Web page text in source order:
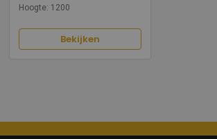
Hoogte: 1200
Bekijken